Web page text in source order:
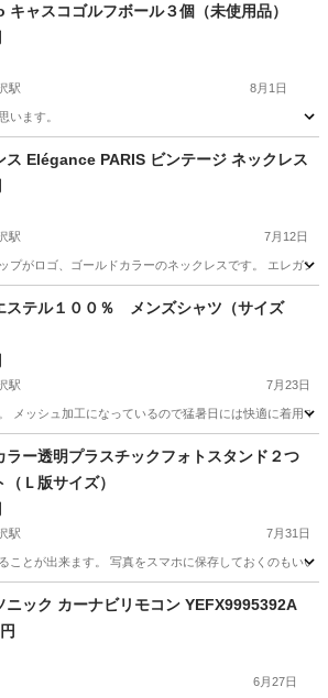
キャスコゴルフボール３個（未使用品）
駅 8月1日
います。
深沢駅 ボール
ス Elégance PARIS ビンテージ ネックレス
駅 7月12日
プがロゴ、ゴールドカラーのネックレスです。 エレガ
深沢駅 アクセサリー ビンテージ
ステル１００％ メンズシャツ（サイズ
駅 7月23日
メッシュ加工になっているので猛暑日には快適に着用で
深沢駅 シャツ
ラー透明プラスチックフォトスタンド２つ
（Ｌ版サイズ）
駅 7月31日
ことが出来ます。 写真をスマホに保存しておくのもい
南深沢駅 インテリア雑貨/小物
ニック カーナビリモコン YEFX9995392A
6月27日